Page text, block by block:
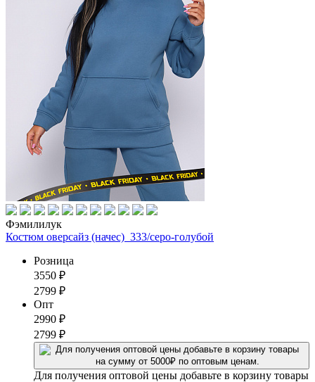
Фэмилилук
Костюм оверсайз (начес)_333/серо-голубой
Розница
3550 ₽
2799 ₽
Опт
2990 ₽
2799 ₽
Для получения оптовой цены добавьте в корзину товары